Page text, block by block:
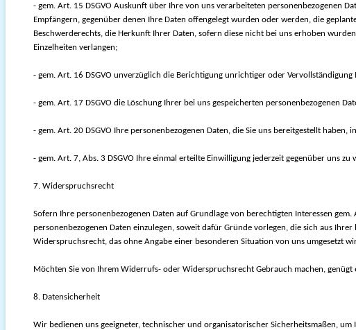
- gem. Art. 15 DSGVO Auskunft über Ihre von uns verarbeiteten personenbezogenen
Empfängern, gegenüber denen Ihre Daten offengelegt wurden oder werden, die
Beschwerderechts, die Herkunft Ihrer Daten, sofern diese nicht bei uns erhoben
Einzelheiten verlangen;
- gem. Art. 16 DSGVO unverzüglich die Berichtigung unrichtiger oder
- gem. Art. 17 DSGVO die Löschung Ihrer bei uns gespeicherten personenbezogenen
- gem. Art. 20 DSGVO Ihre personenbezogenen Daten, die Sie uns bereitgestellt
- gem. Art. 7, Abs. 3 DSGVO Ihre einmal erteilte Einwilligung jederzeit gegenüber uns
7. Widerspruchsrecht
Sofern Ihre personenbezogenen Daten auf Grundlage von berechtigten Interessen
personenbezogenen Daten einzulegen, soweit dafür Gründe vorlegen, die sich aus
Widerspruchsrecht, das ohne Angabe einer besonderen Situation von uns umgesetzt
Möchten Sie von Ihrem Widerrufs- oder Widerspruchsrecht Gebrauch machen, genügt
8. Datensicherheit
Wir bedienen uns geeigneter, technischer und organisatorischer Sicherheitsmaßen,